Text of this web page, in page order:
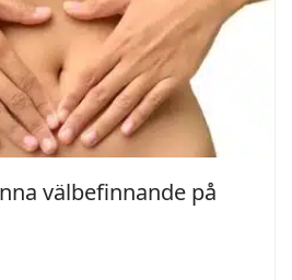
välbefinnande på